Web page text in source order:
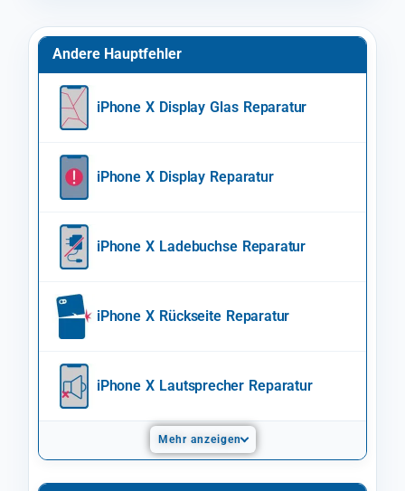
Andere Hauptfehler
iPhone X Display Glas Reparatur
iPhone X Display Reparatur
iPhone X Ladebuchse Reparatur
iPhone X Rückseite Reparatur
iPhone X Lautsprecher Reparatur
Mehr anzeigen